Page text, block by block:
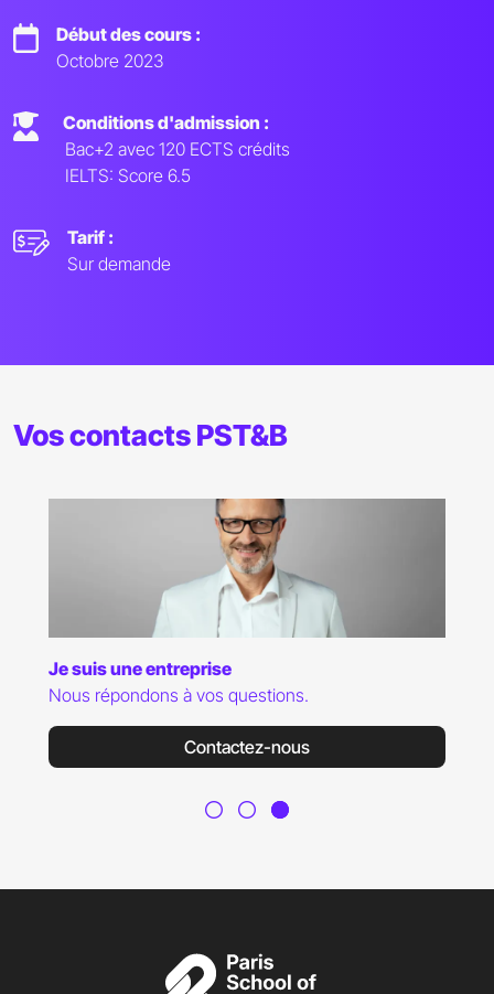
Début des cours :
Octobre 2023
Conditions d'admission :
Bac+2 avec 120 ECTS crédits
IELTS: Score 6.5
Tarif :
Sur demande
Vos contacts PST&B
Je suis une entreprise
Nous répondons à vos questions.
Contactez-nous